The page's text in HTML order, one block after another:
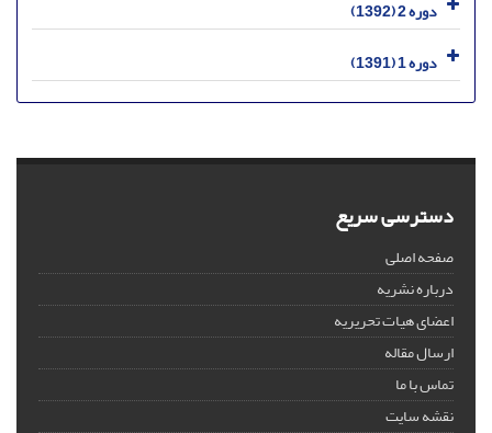
دوره 2 (1392)
دوره 1 (1391)
دسترسی سریع
صفحه اصلی
درباره نشریه
اعضای هیات تحریریه
ارسال مقاله
تماس با ما
نقشه سایت